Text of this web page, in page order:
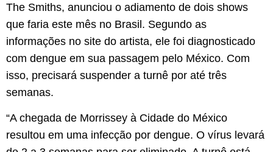
The Smiths, anunciou o adiamento de dois shows
que faria este mês no Brasil. Segundo as
informações no site do artista, ele foi diagnosticado
com dengue em sua passagem pelo México. Com
isso, precisará suspender a turnê por até três
semanas.
“A chegada de Morrissey à Cidade do México
resultou em uma infecção por dengue. O vírus levará